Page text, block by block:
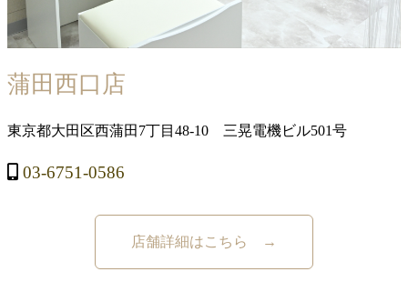
蒲田西口店
東京都大田区西蒲田7丁目48-10 三晃電機ビル501号
03-6751-0586
店舗詳細はこちら →